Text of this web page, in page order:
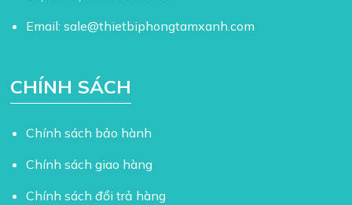
Email:sale@thietbiphongtamxanh.com
CHÍNH SÁCH
Chính sách bảo hành
Chính sách giao hàng
Chính sách đổi trả hàng